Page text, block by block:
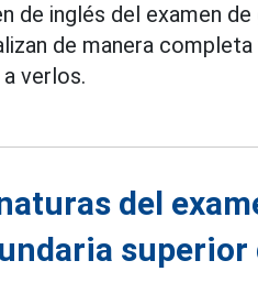
de inglés del examen
de manera
verlos.
del
superior